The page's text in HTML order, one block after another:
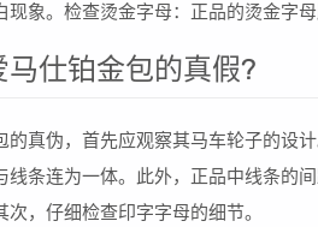
现象。检查烫金字母：正品的烫金字
马仕铂金包的真假?
的真伪，首先应观察其马车轮子的设
线条连为一体。此外，正品中线条的
，仔细检查印字字母的细节。